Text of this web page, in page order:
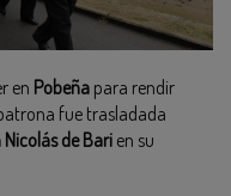
en Pobeña para rendir
fue trasladada
Nicolás de Bari en su